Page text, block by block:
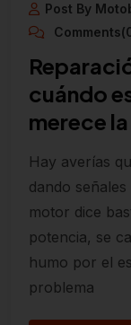
Post By
cuándo
merece
Hay averías
dando
motor dice
potencia, se
humo por el
problema